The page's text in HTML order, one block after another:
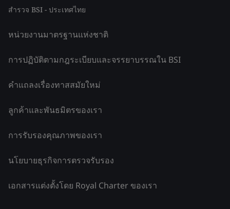
สำรวจ BSI - ประเทศไทย
หน่วยงานมาตรฐานแห่งชาติ
การปฏิบัติตามกฎระเบียบและจรรยาบรรณใน BSI
คำแถลงเรื่องทาสสมัยใหม่
ลูกค้าและพันธมิตรของเรา
การรับรองคุณภาพของเรา
นโยบายธุรกิจการตรวจรับรอง
เอกสารแต่งตั้งโดย Royal Charter ของเรา